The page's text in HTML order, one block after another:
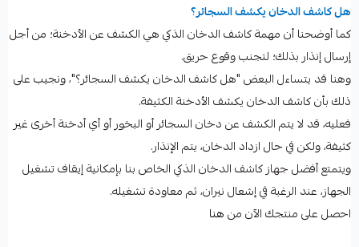
هل كاشف الدخان يكشف السجائر؟
كما أوضحنا أن مهمة كاشف الدخان الذكي هي الكشف عن الأدخنة؛ من أجل
إرسال إنذار بذلك؛ لتجنب وقوع حريق.
وهنا قد يتساءل البعض "هل كاشف الدخان يكشف السجائر؟"، ونجيب على
ذلك بأن كاشف الدخان يكشف الأدخنة الكثيفة.
فعليه، قد لا يتم الكشف عن دخان السجائر أو البخور أو أي أدخنة أخرى غير
كثيفة، ولكن في حال ازداد الدخان، يتم الإنذار.
ويتمتع أفضل جهاز كاشف الدخان الذكي الخاص بنا بإمكانية إيقاف تشغيل
الجهاز، عند الرغبة في إشعال نيران، ثم معاودة تشغيله.
احصل على منتجك الآن منهنا